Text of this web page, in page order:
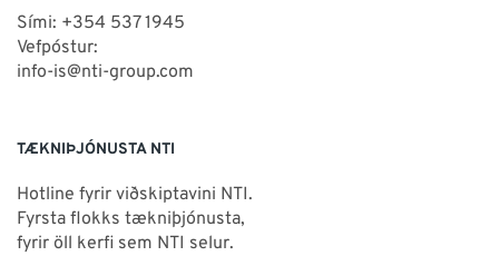
Sími: +354 537 1945
Vefpóstur:
info-is@nti-group.com
TÆKNIÞJÓNUSTA NTI
Hotline fyrir viðskiptavini NTI.
Fyrsta flokks tækniþjónusta,
fyrir öll kerfi sem NTI selur.